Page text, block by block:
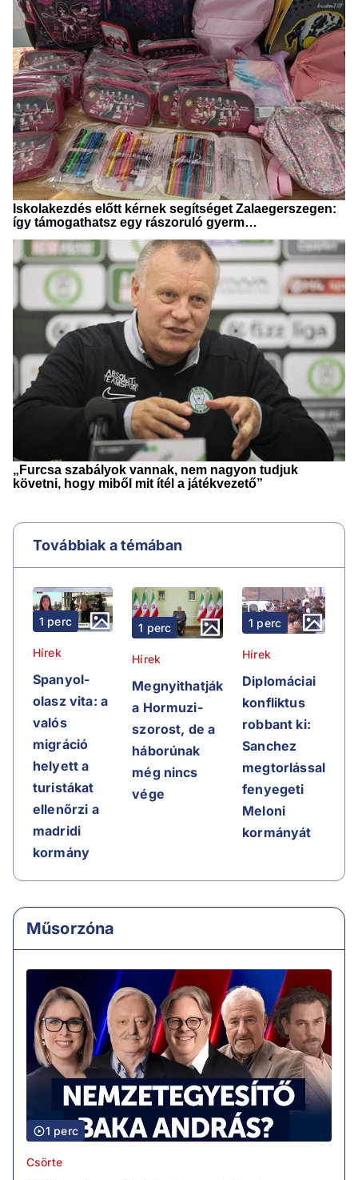
Továbbiak a témában
1 perc
Hírek
Spanyol-
olasz vita: a
valós
migráció
helyett a
turistákat
ellenőrzi a
madridi
kormány
1 perc
Hírek
Megnyithatják
a Hormuzi-
szorost, de a
háborúnak
még nincs
vége
1 perc
Hírek
Diplomáciai
konfliktus
robbant ki:
Sanchez
megtorlással
fenyegeti
Meloni
kormányát
Műsorzóna
1 perc
Csörte